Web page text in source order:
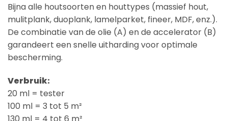
Bijna alle houtsoorten en houttypes (massief hout,
mulitplank, duoplank, lamelparket, fineer, MDF, enz.).
De combinatie van de olie (A) en de accelerator (B)
garandeert een snelle uitharding voor optimale
bescherming.
Verbruik:
20 ml = tester
100 ml = 3 tot 5 m²
130 ml = 4 tot 6 m²